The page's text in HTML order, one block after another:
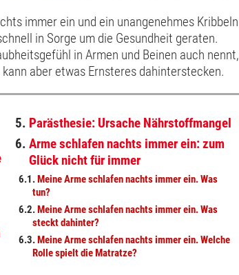
immer ein und ein unangenehmes Kribbeln
in Sorge um die Gesundheit geraten.
in Armen und Beinen auch nennt,
aber etwas Ernsteres dahinterstecken.
5. Parästhesie: Ursache Nährstoffmangel
6.Arme schlafen nachts immer ein: zum
Glück nicht für immer
6.1.Meine Arme schlafen nachts immer ein. Was
tun?
6.2.Meine Arme schlafen nachts immer ein. Was
steckt dahinter?
6.3.Meine Arme schlafen nachts immer ein. Welche
Rolle spielt die Matratze?